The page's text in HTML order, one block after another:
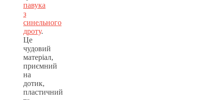
павука
з
синельного
дроту.
Це
чудовий
матеріал,
приємний
на
дотик,
пластичний